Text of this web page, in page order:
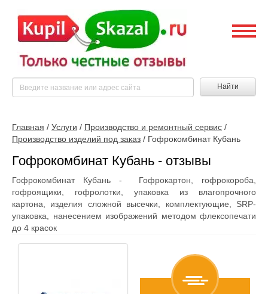
Найти
Главная / Услуги / Производство и ремонтный сервис /
Производство изделий под заказ / Гофрокомбинат Кубань
Гофрокомбинат Кубань - отзывы
Гофрокомбинат Кубань - Гофрокартон, гофрокороба,
гофроящики, гофролотки, упаковка из влагопрочного
картона, изделия сложной высечки, комплектующие, SRP-
упаковка, нанесением изображений методом флексопечати
до 4 красок